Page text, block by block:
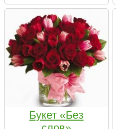
Букет «Без